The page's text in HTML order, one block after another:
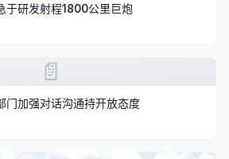
于研发射程1800公里巨炮
📄
门加强对话沟通持开放态度